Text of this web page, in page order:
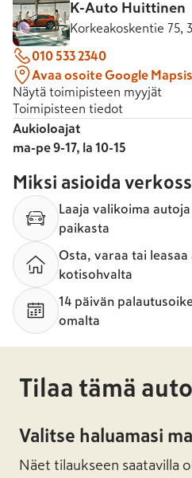
K-Auto Huittinen
Korkeakoskentie 75,
010 533 2340
Avaa osoite Google
Näytä toimipisteen myyjät
Toimipisteen tiedot
Aukioloajat
ma-pe 9-17, la 10-15
Miksi asioida
Laaja valikoima
paikasta
Osta, varaa tai
kotisohvalta
14 päivän
omalta
Tilaa tämä auto
Valitse haluamasi
Näet tilaukseen saatavilla